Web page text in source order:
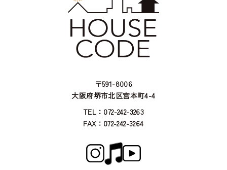
〒591-8006
大阪府堺市北区宮本町4-4
TEL：072-242-3263
FAX：072-242-3264